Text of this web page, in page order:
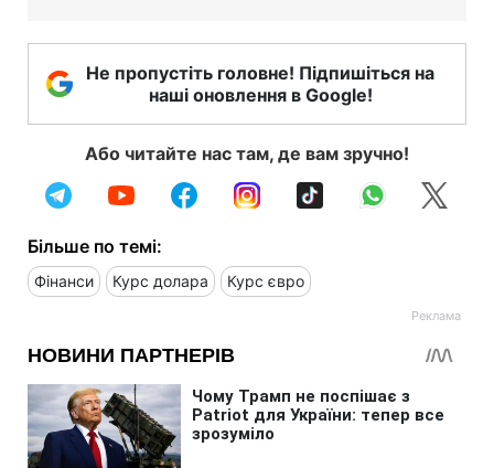
Не пропустіть головне! Підпишіться на
наші оновлення в Google!
Або читайте нас там, де вам зручно!
Більше по темі:
Фінанси Курс долара Курс євро